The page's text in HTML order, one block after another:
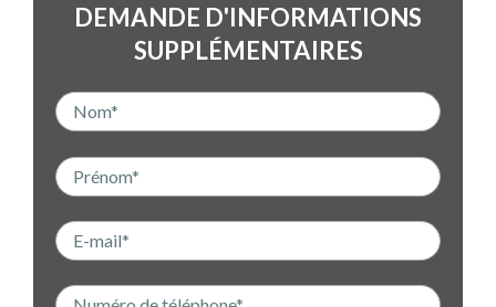
DEMANDE D'INFORMATIONS
SUPPLÉMENTAIRES